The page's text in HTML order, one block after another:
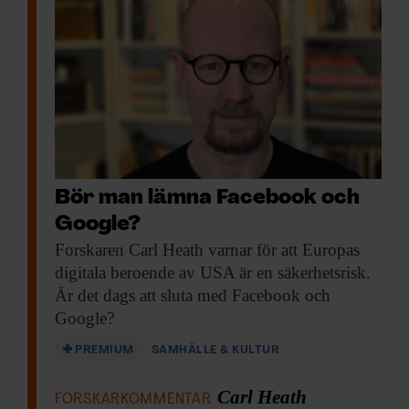
Bör man lämna Facebook och
Google?
Forskaren Carl Heath varnar för att Europas
digitala beroende av USA är en säkerhetsrisk.
Är det dags att sluta med Facebook och
Google?
PREMIUM SAMHÄLLE & KULTUR
FORSKARKOMMENTAR Carl Heath